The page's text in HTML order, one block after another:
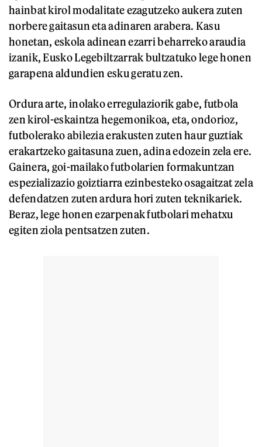
hainbat kirol modalitate ezagutzeko aukera zuten
norbere gaitasun eta adinaren arabera. Kasu
honetan, eskola adinean ezarri beharreko araudia
izanik, Eusko Legebiltzarrak bultzatuko lege honen
garapena aldundien esku geratu zen.
Ordura arte, inolako erregulaziorik gabe, futbola
zen kirol-eskaintza hegemonikoa, eta, ondorioz,
futbolerako abilezia erakusten zuten haur guztiak
erakartzeko gaitasuna zuen, adina edozein zela ere.
Gainera, goi-mailako futbolarien formakuntzan
espezializazio goiztiarra ezinbesteko osagaitzat zela
defendatzen zuten ardura hori zuten teknikariek.
Beraz, lege honen ezarpenak futbolari mehatxu
egiten ziola pentsatzen zuten.